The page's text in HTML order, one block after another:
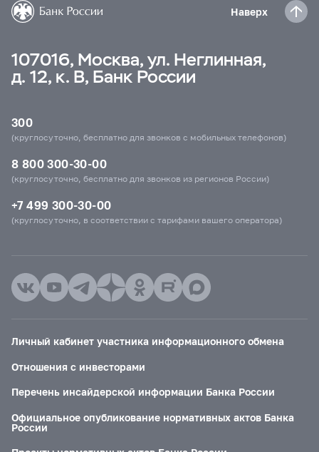
Наверх
107016, Москва, ул. Неглинная,
д. 12, к. В, Банк России
300
(круглосуточно, бесплатно для звонков с мобильных телефонов)
8 800 300-30-00
(круглосуточно, бесплатно для звонков из регионов России)
+7 499 300-30-00
(круглосуточно, в соответствии с тарифами вашего оператора)
Личный кабинет участника информационного обмена
Отношения с инвесторами
Перечень инсайдерской информации Банка России
Официальное опубликование нормативных актов Банка
России